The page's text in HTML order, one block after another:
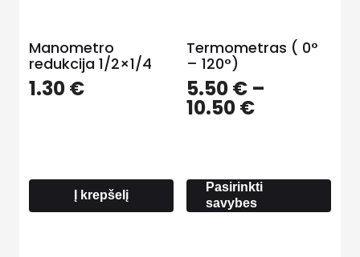
Manometro
redukcija 1/2×1/4
1.30€
Į krepšelį
Termometras ( 0°
– 120°)
5.50€ –
10.50€Price
10.50 €
Pasirinkti
savybes